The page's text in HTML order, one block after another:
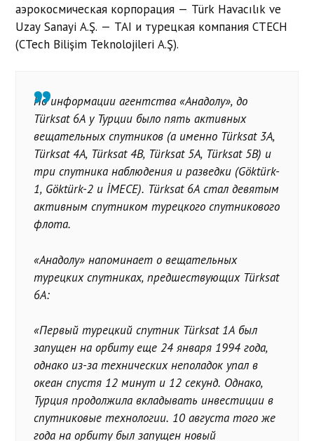
аэрокосмическая корпорация — Türk Havacılık ve
Uzay Sanayi A.Ş. — TAI и турецкая компания CTECH
(CTech Bilişim Teknolojileri A.Ş).
По информации агентства «Анадолу», до
Türksat 6A у Турции было пять активных
вещательных спутников (а именно Türksat 3A,
Türksat 4A, Türksat 4B, Türksat 5A, Türksat 5B) и
три спутника наблюдения и разведки (Göktürk-
1, Göktürk-2 и İMECE). Türksat 6A стал девятым
активным спутником турецкого спутникового
флота.
«Анадолу» напоминает о вещательных
турецких спутниках, предшествующих Türksat
6A:
«Первый турецкий спутник Türksat 1A был
запущен на орбиту еще 24 января 1994 года,
однако из-за технических неполадок упал в
океан спустя 12 минут и 12 секунд. Однако,
Турция продолжила вкладывать инвестиции в
спутниковые технологии. 10 августа того же
года на орбиту был запущен новый